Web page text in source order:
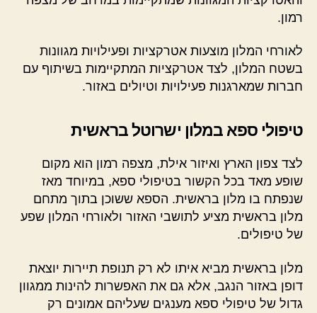
רמון.
לאורחי המלון מוצעות אטרקציות ופעילויות מגוונות
בשטח המלון, לצד אטרקציות המתקיימות בשיתוף עם
חברות שמארגנות פעילויות וטיולים באזור.
טיפולי ספא במלון ישרוטל בראשית
לצד צפון הארץ ואיזור אילת, מצפה רמון הוא מקום
שופע מאד בכל הקשור בטיפולי ספא, במיוחד מאז
שנפתח בו מלון בראשית. הספא ששוכן בתוך מתחם
מלון בראשית מציע לתושבי האזור ולאורחי המלון שפע
של טיפולים.
מלון בראשית מביא איתו לא רק תנופת תיירות יוצאת
דופן באזור הנגב, אלא גם את האפשרות להינות ממגוון
גדול של טיפולי ספא מענגים שעליהם אמונים רק